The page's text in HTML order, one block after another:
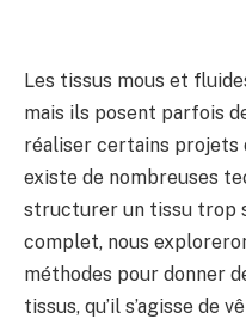
Les tissus mous et
mais ils posent parfois
réaliser certains projets
existe de nombreuses
structurer un tissu trop
complet, nous
méthodes pour donner
tissus, qu’il s’agisse de